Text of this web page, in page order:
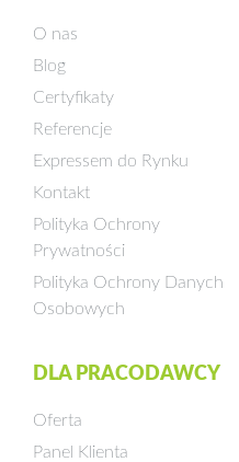
O nas
Blog
Certyfikaty
Referencje
Expressem do Rynku
Kontakt
Polityka Ochrony
Prywatności
Polityka Ochrony Danych
Osobowych
DLA PRACODAWCY
Oferta
Panel Klienta